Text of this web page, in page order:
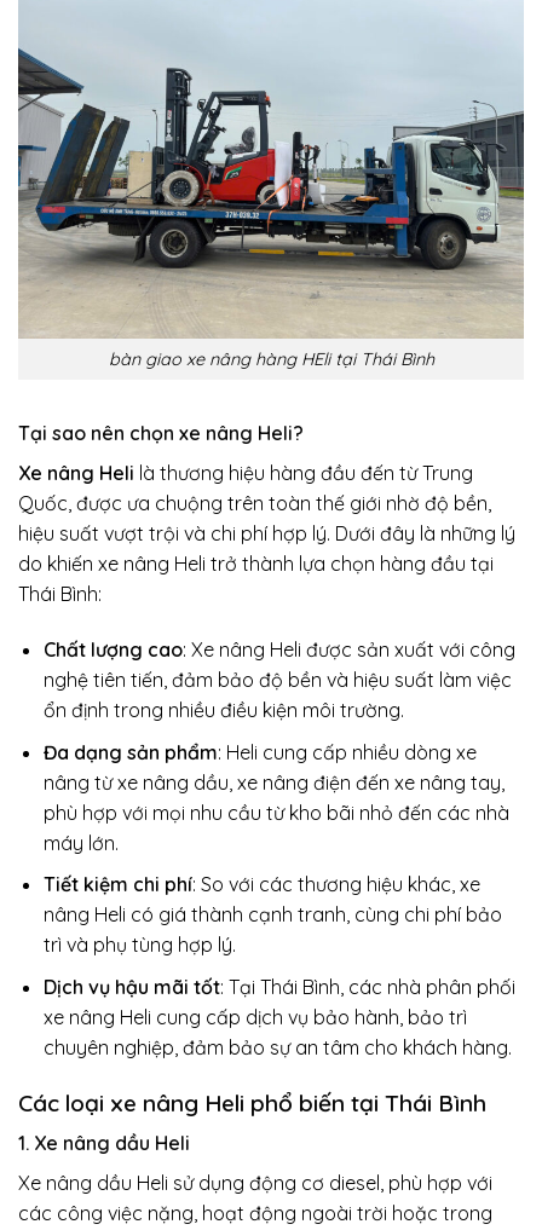
bàn giao xe nâng hàng HEli tại Thái Bình
Tại sao nên chọn xe nâng Heli?
Xe nâng Heli là thương hiệu hàng đầu đến từ Trung
Quốc, được ưa chuộng trên toàn thế giới nhờ độ bền,
hiệu suất vượt trội và chi phí hợp lý. Dưới đây là những lý
do khiến xe nâng Heli trở thành lựa chọn hàng đầu tại
Thái Bình:
Chất lượng cao: Xe nâng Heli được sản xuất với công
nghệ tiên tiến, đảm bảo độ bền và hiệu suất làm việc
ổn định trong nhiều điều kiện môi trường.
Đa dạng sản phẩm: Heli cung cấp nhiều dòng xe
nâng từ xe nâng dầu, xe nâng điện đến xe nâng tay,
phù hợp với mọi nhu cầu từ kho bãi nhỏ đến các nhà
máy lớn.
Tiết kiệm chi phí: So với các thương hiệu khác, xe
nâng Heli có giá thành cạnh tranh, cùng chi phí bảo
trì và phụ tùng hợp lý.
Dịch vụ hậu mãi tốt: Tại Thái Bình, các nhà phân phối
xe nâng Heli cung cấp dịch vụ bảo hành, bảo trì
chuyên nghiệp, đảm bảo sự an tâm cho khách hàng.
Các loại xe nâng Heli phổ biến tại Thái Bình
1. Xe nâng dầu Heli
Xe nâng dầu Heli sử dụng động cơ diesel, phù hợp với
các công việc nặng, hoạt động ngoài trời hoặc trong